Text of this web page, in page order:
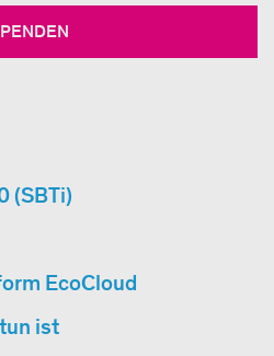
(SBTi)
EcoCloud
ist